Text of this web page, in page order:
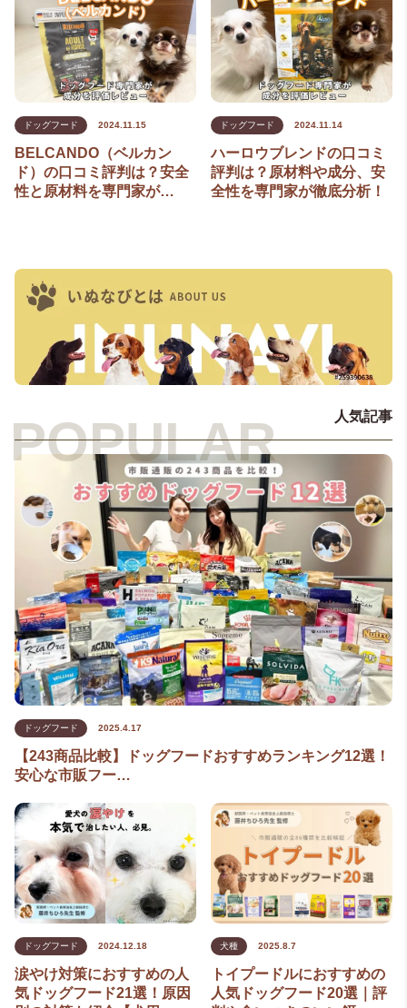
ポメラニアン
マルチーズ
マルプー
ミニチュアシュナウザー
ミニチュアダックスフンド
ミニチュアピンシャー
ドッグフード 2024.11.15
BELCANDO（ベルカン
ド）の口コミ評判は？安全
性と原材料を専門家が…
ドッグフード 2024.11.14
ハーロウブレンドの口コミ
評判は？原材料や成分、安
全性を専門家が徹底分析！
人気記事
ドッグフード 2025.4.17
【243商品比較】ドッグフードおすすめランキング12選！
安心な市販フー…
ドッグフード 2024.12.18
涙やけ対策におすすめの人
気ドッグフード21選！原因
犬種 2025.8.7
トイプードルにおすすめの
人気ドッグフード20選｜評